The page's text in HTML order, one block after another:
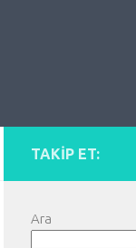
TAKIP ET:
Ara